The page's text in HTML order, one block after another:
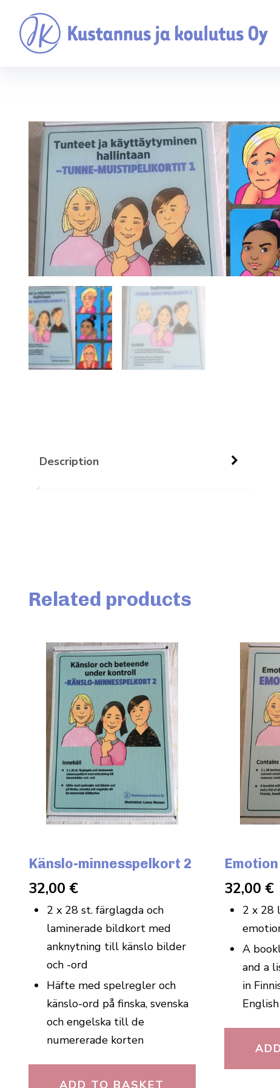
Description
Related products
Känslo-minnesspelkort 2
32,00 €
2 x 28 st. färglagda och
laminerade bildkort med
anknytning till känslo bilder
och -ord
Häfte med spelregler och
känslo-ord på finska, svenska
och engelska till de
numererade korten
ADD TO BASKET
32,00 €
2 x 28
A
and a
in
English